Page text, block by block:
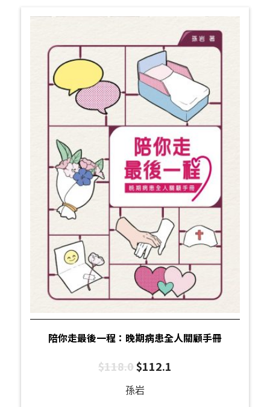
陪你走最後一程：晚期病患全人關顧手冊
$118.0$112.1
孫岩